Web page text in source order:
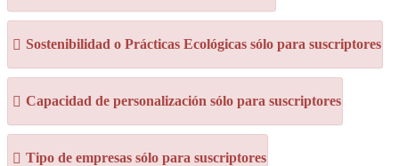
Sostenibilidad o Prácticas Ecológicas sólo para suscriptores
Capacidad de personalización sólo para suscriptores
Tipo de empresas sólo para suscriptores